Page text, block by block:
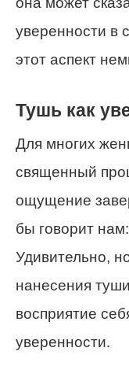
уверенности в
этот аспект
Тушь как
Для многих
священный
ощущение
бы говорит
Удивительно,
нанесения
восприятие
уверенности.